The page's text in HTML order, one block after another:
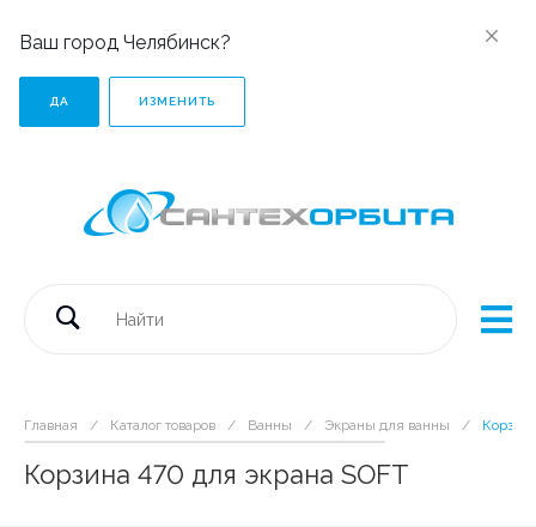
Ваш город Челябинск?
ДА ИЗМЕНИТЬ
Главная / Каталог товаров / Ванны / Экраны для ванны /
Корзина 470 для экрана SOFT